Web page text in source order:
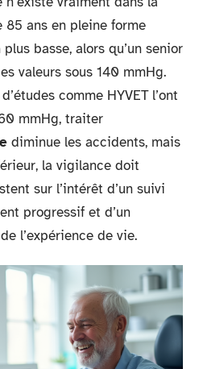
85 ans en pleine forme
basse, alors qu’un senior
valeurs sous 140 mmHg.
comme HYVET l’ont
mmHg, traiter
diminue les accidents, mais
la vigilance doit
sur l’intérêt d’un suivi
progressif et d’un
l’expérience de vie.